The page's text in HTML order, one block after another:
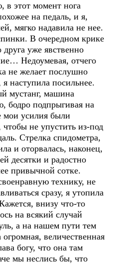
в этот момент нога
на педаль, и я,
мягко надавила не нее.
В очередном крике
уже явственно
Недоумевая, отчего
не желает послушно
я наступила посильнее.
мустанг, машина
бодро подпрыгивая на
мои усилия были
не упустить из-под
Стрелка спидометра,
и оторвалась, наконец,
десятки и радостно
привычной сотке.
технику, не
сразу, я утопила
внизу что-то
на всякий случай
а на нашем пути тем
величественная
богу, что она там
мы неслись бы, что